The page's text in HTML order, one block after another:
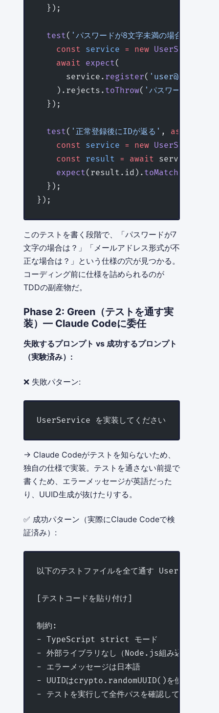
  });
  test
( 'パスワードが8文字未満の場合は登録失
    const
service = new UserService
    await
expect(
      service.
register(
    ).rejects.
toThrow( 'パスワードは8文
  });
  test
( '正常登録後にIDが返る' , async
    const
service = new UserService
    const
result = await service.
    expect
(result.id). toMatch
  });
});
このテストを書く段階で、「パスワードが7
文字の場合は？」「メールアドレス形式が不
正な場合は？」という仕様の穴が見つかる。
コーディング前に仕様を詰められるのが
TDDの副産物だ。
Phase 2: Green（テストを通す実
装）— Claude Codeに委任
失敗するプロンプト vs 成功するプロンプト
（実験済み）:
❌ 失敗パターン:
UserService を実装してください
→ Claude Codeがテストを知らないため、
独自の仕様で実装。テストを通さない前提で
書くため、エラーメッセージが英語だった
り、UUID生成が抜けたりする。
✅ 成功パターン（実際にClaude Codeで検
証済み）:
以下のテストファイルを全て通す UserService
[テストコードを貼り付け]
制約:
- TypeScript strict モード
- 外部ライブラリなし（Node.js組み込みのみ）
- エラーメッセージは日本語
- UUIDはcrypto.randomUUID()を使用
- テストを実行して全件パスを確認してから返答